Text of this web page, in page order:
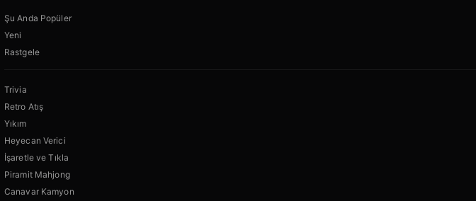
Şu Anda Popüler
Yeni
Rastgele
Trivia
Retro Atış
Yıkım
Heyecan Verici
İşaretle ve Tıkla
Piramit Mahjong
Canavar Kamyon